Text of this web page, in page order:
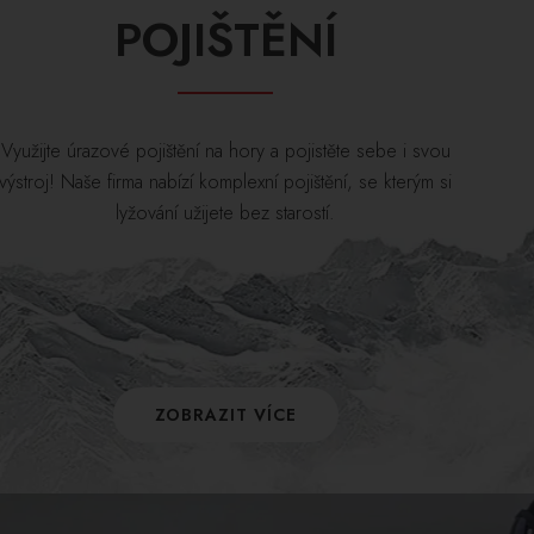
POJIŠTĚNÍ
Využijte úrazové pojištění na hory a pojistěte sebe i svou
výstroj! Naše firma nabízí komplexní pojištění, se kterým si
lyžování užijete bez starostí.
ZOBRAZIT VÍCE